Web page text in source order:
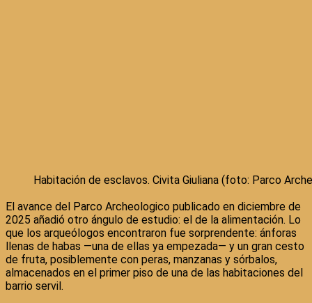
Habitación de esclavos. Civita Giuliana (foto: Parco
El avance del Parco Archeologico publicado en diciembre de
2025 añadió otro ángulo de estudio: el de la alimentación. Lo
que los arqueólogos encontraron fue sorprendente: ánforas
llenas de habas —una de ellas ya empezada— y un gran cesto
de fruta, posiblemente con peras, manzanas y sórbalos,
almacenados en el primer piso de una de las habitaciones del
barrio servil.